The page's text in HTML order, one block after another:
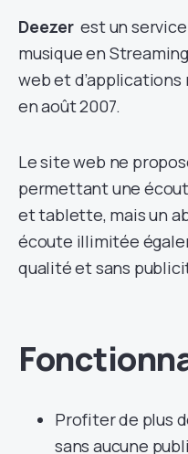
Deezerest un service
musique en
web et d’applications
en août 2007.
Le site web ne
permettant une
et tablette, mais un
écoute illimitée
qualité et sans
Profiter de plus
sans aucune